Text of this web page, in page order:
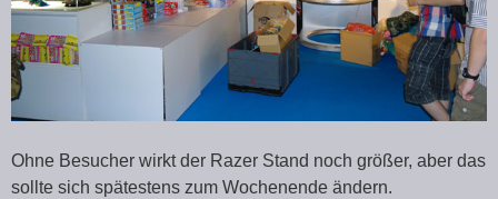
Ohne Besucher wirkt der Razer Stand noch größer, aber das
sollte sich spätestens zum Wochenende ändern.